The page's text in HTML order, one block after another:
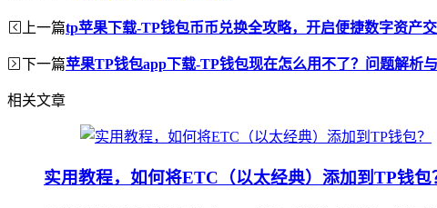
上一篇tp苹果下载-TP钱包币币兑换全攻略，开启便捷数字资产
下一篇苹果TP钱包app下载-TP钱包现在怎么用不了？问题解析
相关文章
实用教程，如何将ETC（以太经典）添加到TP钱包